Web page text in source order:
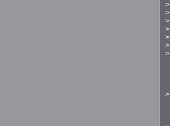
>
>
>
>
>
>
>
>